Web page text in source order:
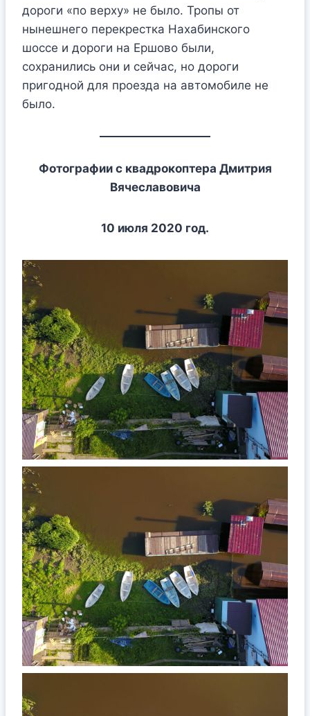
дороги «по верху» не было. Тропы от
нынешнего перекрестка Нахабинского
шоссе и дороги на Ершово были,
сохранились они и сейчас, но дороги
пригодной для проезда на автомобиле не
было.
Фотографии с квадрокоптера Дмитрия
Вячеславовича
10 июля 2020 год.